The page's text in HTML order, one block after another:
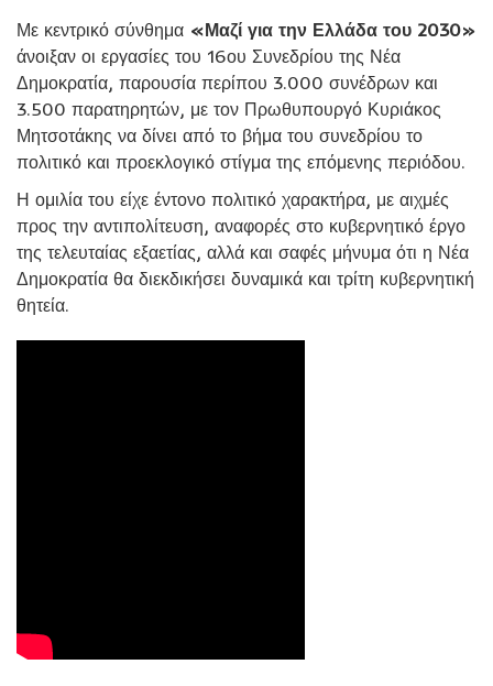
Με κεντρικό σύνθημα «Μαζί για την Ελλάδα του 2030»
άνοιξαν οι εργασίες του 16ου Συνεδρίου της Νέα
Δημοκρατία, παρουσία περίπου 3.000 συνέδρων και
3.500 παρατηρητών, με τον Πρωθυπουργό Κυριάκος
Μητσοτάκης να δίνει από το βήμα του συνεδρίου το
πολιτικό και προεκλογικό στίγμα της επόμενης περιόδου.
Η ομιλία του είχε έντονο πολιτικό χαρακτήρα, με αιχμές
προς την αντιπολίτευση, αναφορές στο κυβερνητικό έργο
της τελευταίας εξαετίας, αλλά και σαφές μήνυμα ότι η Νέα
Δημοκρατία θα διεκδικήσει δυναμικά και τρίτη κυβερνητική
θητεία.